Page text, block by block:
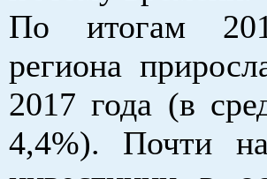
По итогам
региона
2017 года (в
4,4%). Почти